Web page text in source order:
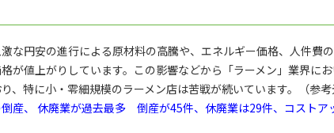
な円安の進行による原材料の高騰や、エネルギー価格、人件費
が値上がりしています。この影響などから「ラーメン」業界に
、特に小・零細規模のラーメン店は苦戦が続いています。（参考
倒産、 休廃業が過去最多 倒産が45件、休廃業は29件、コストア